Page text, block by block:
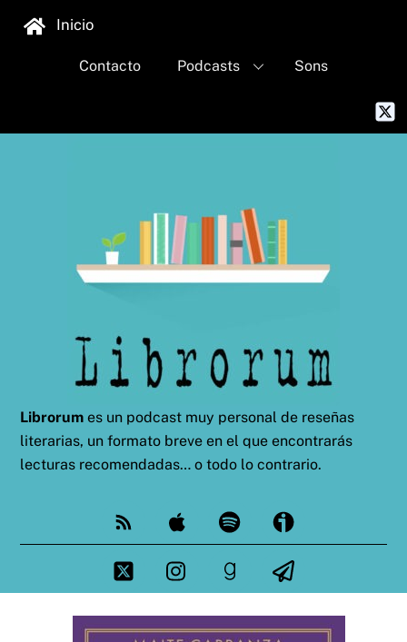
Inicio
Contacto Podcasts Sons
Librorum es un podcast muy personal de reseñas
literarias, un formato breve en el que encontrarás
lecturas recomendadas… o todo lo contrario.
Feed Apple Spotify Ivoox
Twitter InstagramgoodreadsTelegram